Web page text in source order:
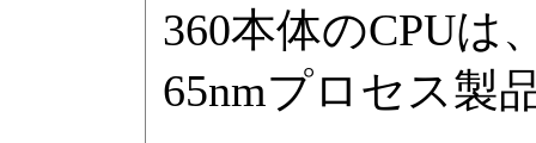
360本体のCPUは
65nmプロセス製